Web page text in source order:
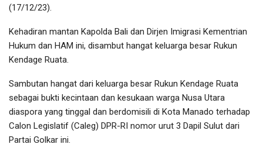
(17/12/23).
Kehadiran mantan Kapolda Bali dan Dirjen Imigrasi Kementrian
Hukum dan HAM ini, disambut hangat keluarga besar Rukun
Kendage Ruata.
Sambutan hangat dari keluarga besar Rukun Kendage Ruata
sebagai bukti kecintaan dan kesukaan warga Nusa Utara
diaspora yang tinggal dan berdomisili di Kota Manado terhadap
Calon Legislatif (Caleg) DPR-RI nomor urut 3 Dapil Sulut dari
Partai Golkar ini.